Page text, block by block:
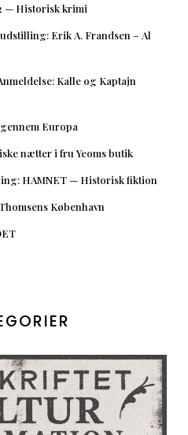
— Historisk krimi
Erik A. Frandsen – Al
Kalle og Kaptajn
Europa
nætter i fru Yeoms butik
HAMNET — Historisk fiktion
København